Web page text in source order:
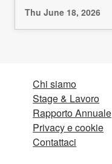
Thu June 18, 2026
Chi siamo
Stage & Lavoro
Rapporto Annuale
Privacy e cookie
Contattaci